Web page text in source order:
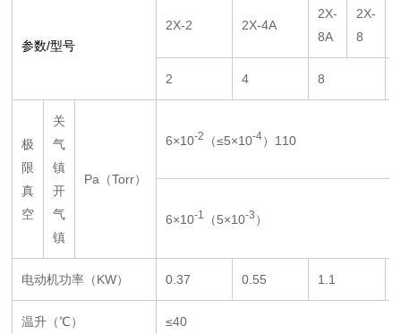
参数/型号
2X-2 2X-4A
2X-
8A
2X-
8
2 4 8
极
限
真
空
关
气
镇
开
气
镇
Pa（Torr）
6×10-2 （≤5×10-4）110
6×10-1 （5×10-3 ）
电动机功率（KW） 0.37 0.55 1.1
温升（℃） ≤40